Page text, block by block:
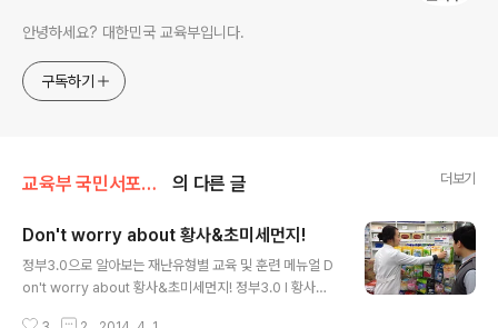
안녕하세요? 대한민국 교육부입니다.
구독하기
교육부 국민서포터즈 의 다른 글 더보기
Don't worry about 황사&초미세먼지!
정부3.0으로 알아보는 재난유형별 교육 및 훈련 메뉴얼 D
on't worry about 황사&초미세먼지! 정부3.0 I 황사예